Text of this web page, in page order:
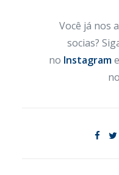
Você já nos
socias?
no Instagram
no